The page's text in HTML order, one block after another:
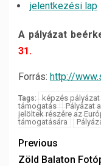
jelentkezési lap
A pályázat
31.
Forrás: http://
Tags: képzés pályázat
támogatás
Pályázat
jelöltek részére az
támogatására
Previous
Zöld Balaton